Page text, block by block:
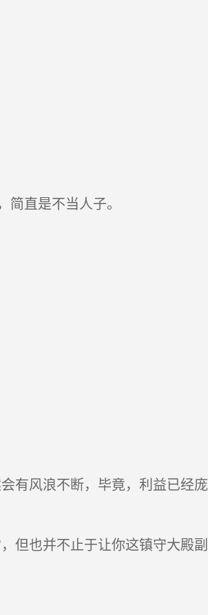
直是不当人子。
有风浪不断，毕竟，利益已经庞
但也并不止于让你这镇守大殿副